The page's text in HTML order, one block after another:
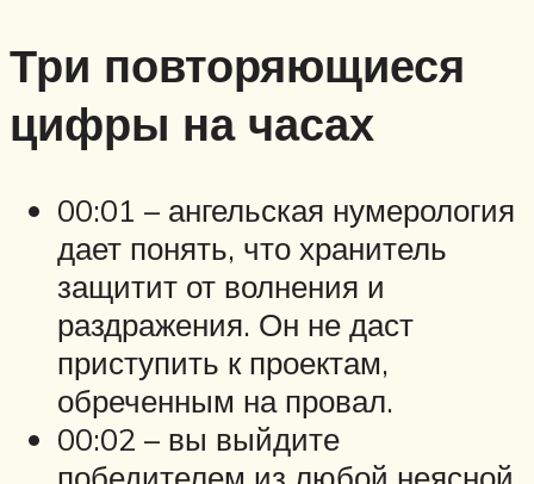
Три повторяющиеся
цифры на часах
00:01 – ангельская нумерология
дает понять, что хранитель
защитит от волнения и
раздражения. Он не даст
приступить к проектам,
обреченным на провал.
00:02 – вы выйдите